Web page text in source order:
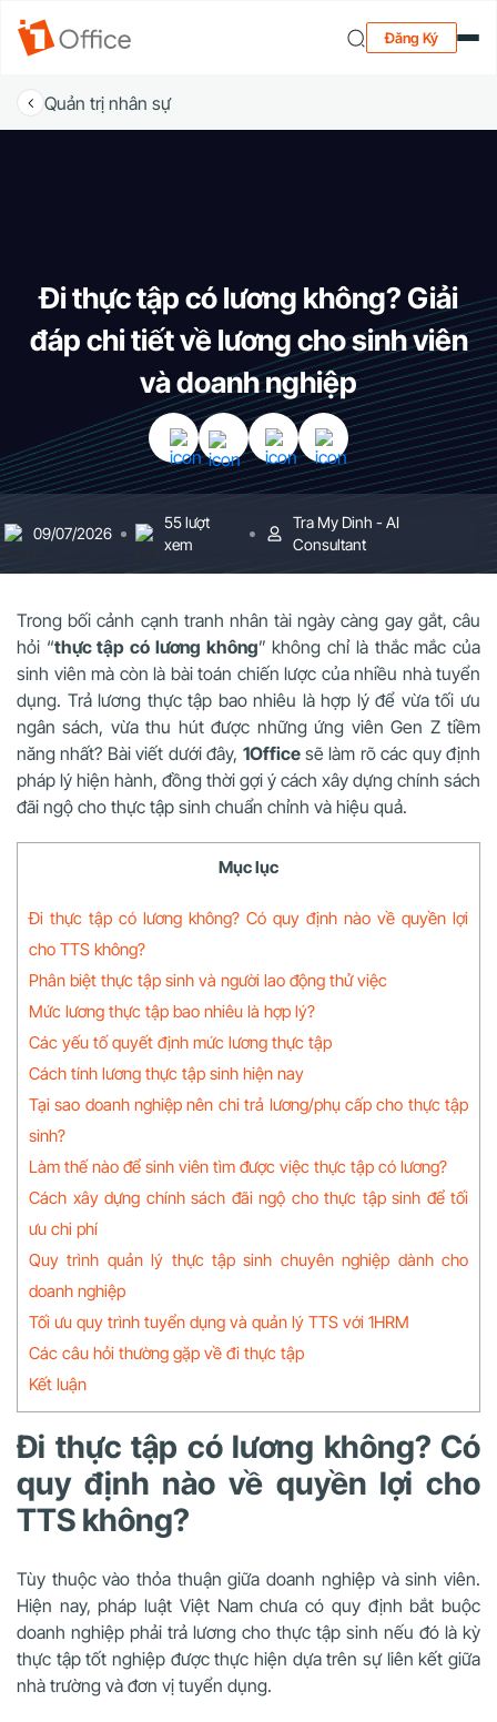
Đăng Ký
Quản trị nhân sự
Đi thực tập có lương không? Giải
đáp chi tiết về lương cho sinh viên
và doanh nghiệp
09/07/2026
55 lượt
xem
Tra My Dinh - AI
Consultant
Trong bối cảnh cạnh tranh nhân tài ngày càng gay gắt, câu
hỏi “thực tập có lương không” không chỉ là thắc mắc của
sinh viên mà còn là bài toán chiến lược của nhiều nhà tuyển
dụng. Trả lương thực tập bao nhiêu là hợp lý để vừa tối ưu
ngân sách, vừa thu hút được những ứng viên Gen Z tiềm
năng nhất? Bài viết dưới đây, 1Officesẽ làm rõ các quy định
pháp lý hiện hành, đồng thời gợi ý cách xây dựng chính sách
đãi ngộ cho thực tập sinh chuẩn chỉnh và hiệu quả.
Mục lục
Đi thực tập có lương không? Có quy định nào về quyền lợi
cho TTS không?
Phân biệt thực tập sinh và người lao động thử việc
Mức lương thực tập bao nhiêu là hợp lý?
Các yếu tố quyết định mức lương thực tập
Cách tính lương thực tập sinh hiện nay
Tại sao doanh nghiệp nên chi trả lương/phụ cấp cho thực tập
sinh?
Làm thế nào để sinh viên tìm được việc thực tập có lương?
Cách xây dựng chính sách đãi ngộ cho thực tập sinh để tối
ưu chi phí
Quy trình quản lý thực tập sinh chuyên nghiệp dành cho
doanh nghiệp
Tối ưu quy trình tuyển dụng và quản lý TTS với 1HRM
Các câu hỏi thường gặp về đi thực tập
Kết luận
Đi thực tập có lương không? Có
quy định nào về quyền lợi cho
TTS không?
Tùy thuộc vào thỏa thuận giữa doanh nghiệp và sinh viên.
Hiện nay, pháp luật Việt Nam chưa có quy định bắt buộc
doanh nghiệp phải trả lương cho thực tập sinh nếu đó là kỳ
thực tập tốt nghiệp được thực hiện dựa trên sự liên kết giữa
nhà trường và đơn vị tuyển dụng.